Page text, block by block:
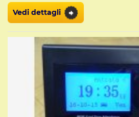
Vedi dettagli